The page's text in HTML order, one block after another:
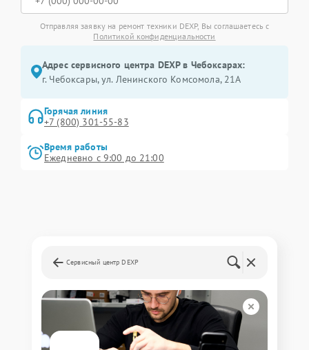
Отправляя заявку на ремонт техники DEXP, Вы соглашаетесь с
Политикой конфиденциальности
Адрес сервисного центра DEXP в Чебоксарах:
г. Чебоксары, ул. Ленинского Комсомола, 21А
Горячая линия
+7 (800) 301-55-83
Время работы
Ежедневно с 9:00 до 21:00
Сервисный центр DEXP